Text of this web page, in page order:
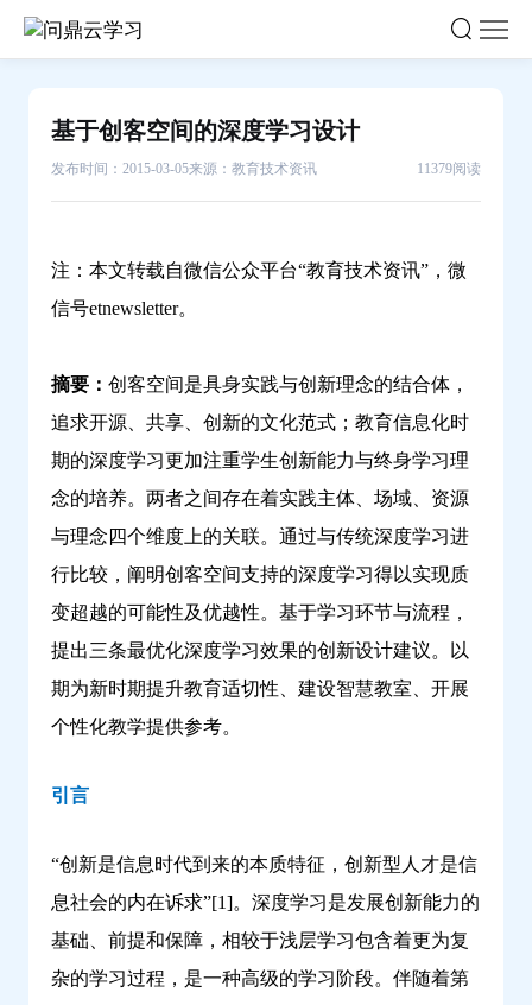
基于创客空间的深度学习设计
发布时间：2015-03-05来源：教育技术资讯 11379阅读
注：本文转载自微信公众平台“教育技术资讯”，微
信号etnewsletter。
摘要： 创客空间是具身实践与创新理念的结合体，
追求开源、共享、创新的文化范式；教育信息化时
期的深度学习更加注重学生创新能力与终身学习理
念的培养。两者之间存在着实践主体、场域、资源
与理念四个维度上的关联。通过与传统深度学习进
行比较，阐明创客空间支持的深度学习得以实现质
变超越的可能性及优越性。基于学习环节与流程，
提出三条最优化深度学习效果的创新设计建议。以
期为新时期提升教育适切性、建设智慧教室、开展
个性化教学提供参考。
引言
“创新是信息时代到来的本质特征，创新型人才是信
息社会的内在诉求”[1]。深度学习是发展创新能力的
基础、前提和保障，相较于浅层学习包含着更为复
杂的学习过程，是一种高级的学习阶段。伴随着第